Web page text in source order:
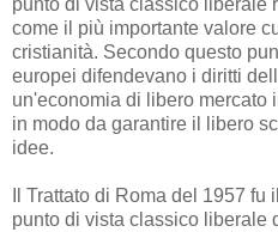
punto di vista classico liberale
come il più importante valore
cristianità. Secondo questo
europei difendevano i diritti
un'economia di libero mercato
in modo da garantire il libero
idee.
Il Trattato di Roma del 1957
punto di vista classico liberale